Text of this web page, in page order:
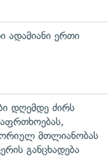
ადამიანი ერთი
დღემდე ძირს
მთლიანობას
განცხადება